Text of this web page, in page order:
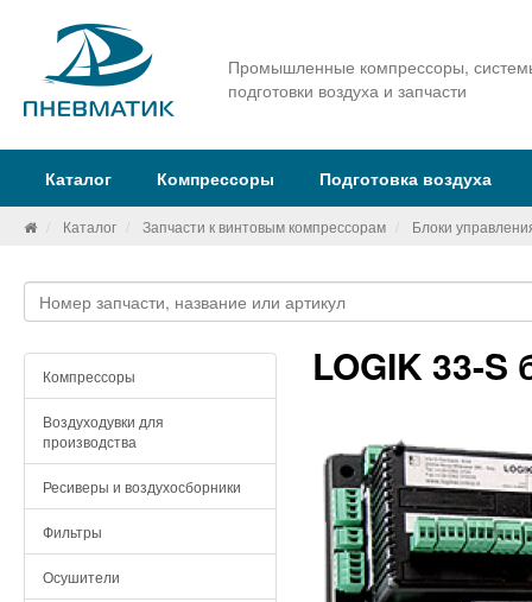
Промышленные компрессоры,
подготовки воздуха и запчасти
Каталог Компрессоры Подготовка воздуха
Каталог Запчасти к винтовым компрессорам Блоки
Компрессоры
Воздуходувки для
производства
Ресиверы и воздухосборники
Фильтры
Осушители
LOGIK 33-